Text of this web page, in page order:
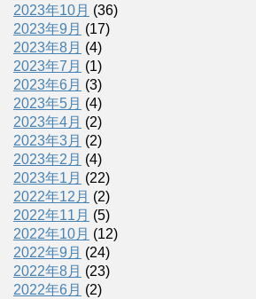
2023年10月 (36)
2023年9月 (17)
2023年8月 (4)
2023年7月 (1)
2023年6月 (3)
2023年5月 (4)
2023年4月 (2)
2023年3月 (2)
2023年2月 (4)
2023年1月 (22)
2022年12月 (2)
2022年11月 (5)
2022年10月 (12)
2022年9月 (24)
2022年8月 (23)
2022年6月 (2)